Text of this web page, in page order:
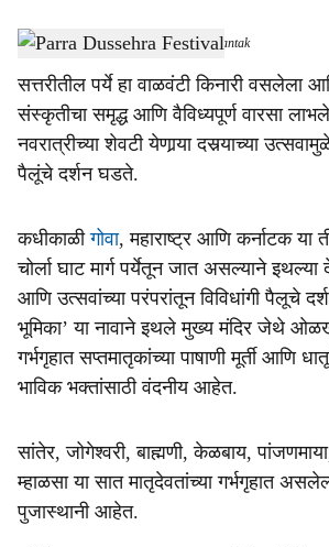
a
r
Parra Dussehra Festival- Dainik Gomantak
सत्तरीतील पर्ये हा वाळवंटी किनारी वसलेला
संस्कृतीचा समृद्ध आणि वैविध्यपूर्ण वारसा
नवरात्रीच्या शेवटी येणार्‍या दसर्‍याच्या
पैलूंचे दर्शन घडते.
कधीकाळीगोवा, महाराष्ट्र आणि कर्नाटक या
चोर्ला घाट मार्ग पर्येतून जात असल्याने इथल्या
आणि उत्सवांच्या परंपरांतून विविधांगी पैलूचे
भूमिका’ या नावाने इथले मुख्य मंदिर जेथे
गर्भगृहात सप्तमातृकांच्या पाषाणी मूर्ती आणि
भाविक भक्तांसाठी वंदनीय आहेत.
सांतेर, जोगेश्वरी, बाह्मणी, केळबाय,
म्हाळसा या सात मातृदेवतांच्या गर्भगृहात
पुजास्थानी आहेत.